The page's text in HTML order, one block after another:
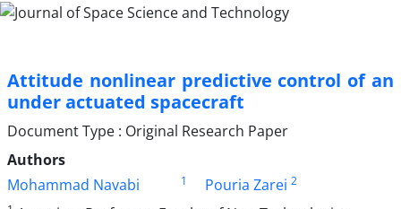
Attitude nonlinear predictive control of an
under actuated spacecraft
Document Type : Original Research Paper
Authors
Mohammad Navabi
1 Pouria Zarei 2